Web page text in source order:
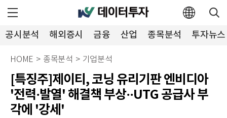
공시분석 해외증시 금융 산업 종목분석 투자뉴스
HOME > 종목분석 > 기업분석
[특징주]제이티, 코닝 유리기판 엔비디아
'전력·발열' 해결책 부상··UTG 공급사 부
각에 '강세'